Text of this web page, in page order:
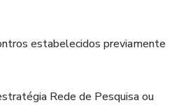
estabelecidos previamente
Rede de Pesquisa ou